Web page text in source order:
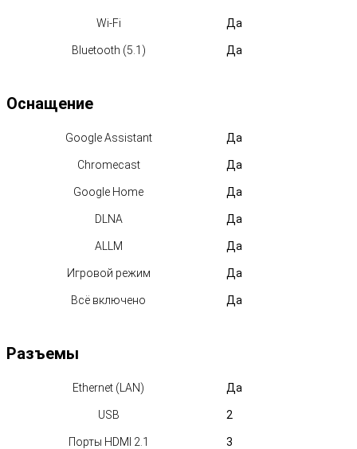
Wi-Fi Да
Bluetooth (5.1) Да
Оснащение
Google Assistant Да
Chromecast Да
Google Home Да
DLNA Да
ALLM Да
Игровой режим Да
Всё включено Да
Разъемы
Ethernet (LAN) Да
USB 2
Порты HDMI 2.1 3